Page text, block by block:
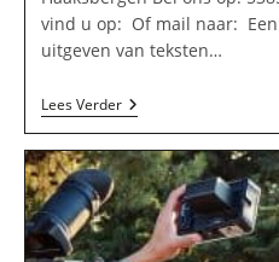
vind u op: Of mail naar:
uitgeven van teksten…
Lees VerderKaizer
/
A
M
In
Haaksbergen